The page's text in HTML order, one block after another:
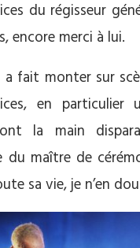
du régisseur
encore merci à lui.
a fait monter sur
en particulier
la main
du maître de
sa vie, je n’en